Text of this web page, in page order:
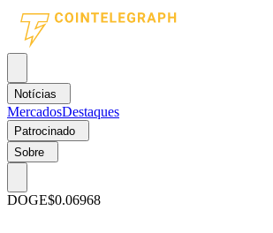
Notícias
MercadosDestaques
Patrocinado
Sobre
DOGE$0.06968